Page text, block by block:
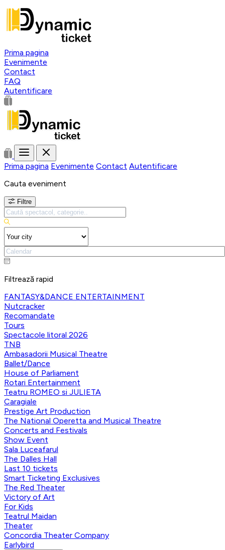
Prima pagina
Evenimente
Contact
FAQ
Autentificare
Prima pagina Evenimente Contact Autentificare
Cauta eveniment
Filtre
Filtrează rapid
FANTASY&DANCE ENTERTAINMENT
Nutcracker
Recomandate
Tours
Spectacole litoral 2026
TNB
Ambasadorii Musical Theatre
Ballet/Dance
House of Parliament
Rotari Entertainment
Teatru ROMEO si JULIETA
Caragiale
Prestige Art Production
The National Operetta and Musical Theatre
Concerts and Festivals
Show Event
Sala Luceafarul
The Dalles Hall
Last 10 tickets
Smart Ticketing Exclusives
The Red Theater
Victory of Art
For Kids
Teatrul Maidan
Theater
Concordia Theater Company
Earlybird